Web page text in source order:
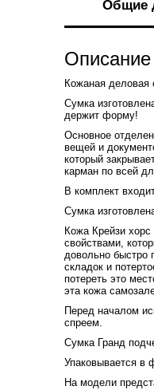
Общие
Кожаная
Сумка
держит форму!
Основное
вещей и
который
карман по всей
В комплект
Сумка
Кожа Крейзи
свойствами,
довольно быстро
складок и
потереть это
эта кожа
Перед началом
спреем.
Сумка Гранд
Упаковывается в
На модели